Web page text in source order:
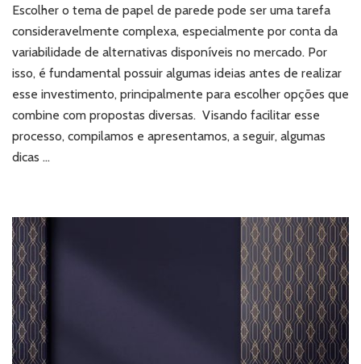
inspirações
para
de
papel
de
parede
Escolher o tema de papel de parede pode ser uma tarefa
consideravelmente complexa, especialmente por conta da
variabilidade de alternativas disponíveis no mercado. Por
isso, é fundamental possuir algumas ideias antes de realizar
esse investimento, principalmente para escolher opções que
combine com propostas diversas. Visando facilitar esse
processo, compilamos e apresentamos, a seguir, algumas
dicas …